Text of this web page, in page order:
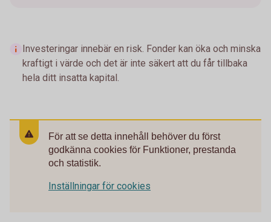
Investeringar innebär en risk. Fonder kan öka och minska
kraftigt i värde och det är inte säkert att du får tillbaka
hela ditt insatta kapital.
För att se detta innehåll behöver du först
godkänna cookies för Funktioner, prestanda
och statistik.
Inställningar för cookies